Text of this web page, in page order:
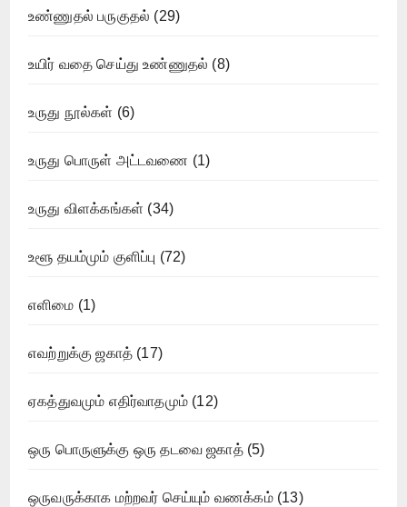
உண்ணுதல் பருகுதல் (29)
உயிர் வதை செய்து உண்ணுதல் (8)
உருது நூல்கள் (6)
உருது பொருள் அட்டவணை (1)
உருது விளக்கங்கள் (34)
உளூ தயம்மும் குளிப்பு (72)
எளிமை (1)
எவற்றுக்கு ஜகாத் (17)
ஏகத்துவமும் எதிர்வாதமும் (12)
ஒரு பொருளுக்கு ஒரு தடவை ஜகாத்(5)
ஒருவருக்காக மற்றவர் செய்யும் வணக்கம்(13)